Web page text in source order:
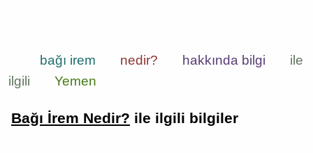
bağı irem nedir? hakkında bilgi
ile
ilgili
Yemen
Bağı İrem Nedir? ile ilgili bilgiler